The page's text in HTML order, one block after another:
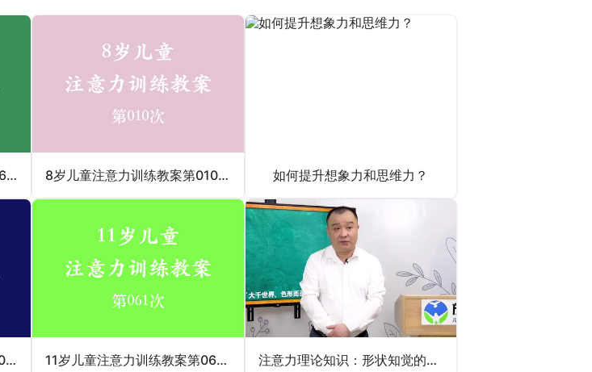
7岁儿童注意力训练教案第026次 共96次 8岁儿童注意力训练教案第010次 共96次 如何提升想象力和思维力？
12岁儿童注意力训练教案第001次 共96次 11岁儿童注意力训练教案第061次 共96次 注意力理论知识：形状知觉的定义